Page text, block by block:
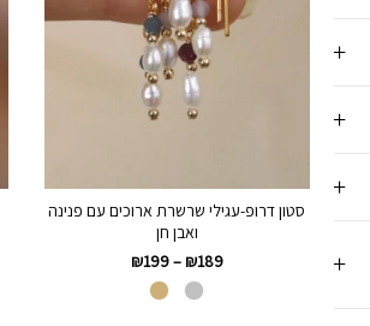
סטון דרופ-עגילי שרשרת ארוכים עם פנינה
ואבן חן
₪189
–
₪199